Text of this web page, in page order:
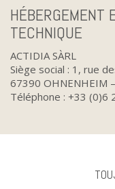
HÉBERGEMENT
TECHNIQUE
ACTIDIA SÀRL
Siège social : 1, rue
67390 OHNENHEIM
Téléphone : +33 (0)6